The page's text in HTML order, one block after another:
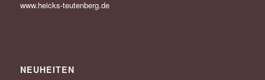
www.heicks-teutenberg.de
NEUHEITEN